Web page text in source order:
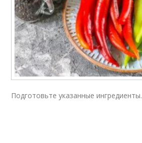
Подготовьте указанные ингредиенты.